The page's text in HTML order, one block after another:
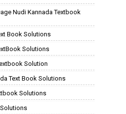
Nudi Kannada Textbook
Book Solutions
Solutions
Solution
Text Book Solutions
Solutions